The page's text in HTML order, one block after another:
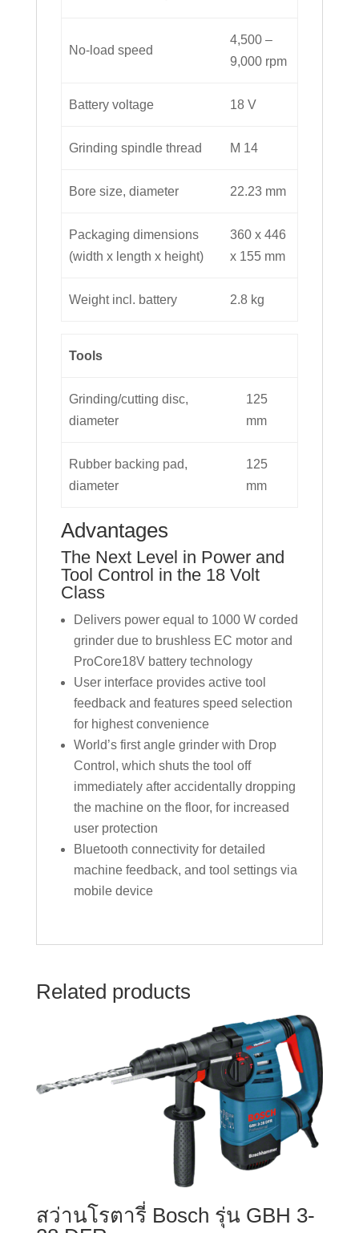
No-load speed
4,500 –
9,000 rpm
Battery voltage 18 V
Grinding spindle thread M 14
Bore size, diameter 22.23 mm
Packaging dimensions
(width x length x height)
360 x 446
x 155 mm
Weight incl. battery 2.8 kg
Tools
Grinding/cutting disc,
diameter
125
mm
Rubber backing pad,
diameter
125
mm
Advantages
The Next Level in Power and
Tool Control in the 18 Volt
Class
Delivers power equal to 1000 W corded
grinder due to brushless EC motor and
ProCore18V battery technology
User interface provides active tool
feedback and features speed selection
for highest convenience
World’s first angle grinder with Drop
Control, which shuts the tool off
immediately after accidentally dropping
the machine on the floor, for increased
user protection
Bluetooth connectivity for detailed
machine feedback, and tool settings via
mobile device
Related products
สว่านโรตารี่ Bosch รุ่น GBH 3-